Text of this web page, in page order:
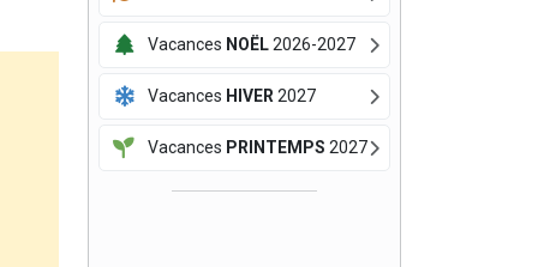
Vacances NOËL2026-2027
Vacances HIVER 2027
Vacances PRINTEMPS 2027